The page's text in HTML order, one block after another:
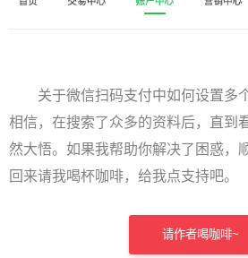
关于微信扫码支付中如何设置多
相信，在搜索了众多的资料后，直到
然大悟。如果我帮助你解决了困惑，
回来请我喝杯咖啡，给我点支持吧。
请作者喝咖啡~